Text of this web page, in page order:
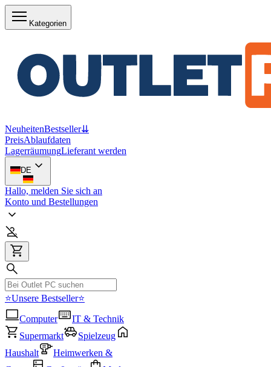
Kategorien
NeuheitenBestseller⇊
PreisAblaufdaten
LagerräumungLieferant werden
DE
Hallo, melden Sie sich an
Konto und Bestellungen
⭐Unsere Bestseller⭐
Computer
IT & Technik
Supermarkt
Spielzeug
Haushalt
Heimwerken &